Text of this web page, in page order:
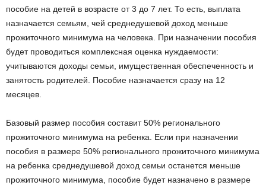
пособие на детей в возрасте от 3 до 7 лет. То есть, выплата
назначается семьям, чей среднедушевой доход меньше
прожиточного минимума на человека. При назначении пособия
будет проводиться комплексная оценка нуждаемости:
учитываются доходы семьи, имущественная обеспеченность и
занятость родителей. Пособие назначается сразу на 12
месяцев.
Базовый размер пособия составит 50% регионального
прожиточного минимума на ребенка. Если при назначении
пособия в размере 50% регионального прожиточного минимума
на ребенка среднедушевой доход семьи останется меньше
прожиточного минимума, пособие будет назначено в размере